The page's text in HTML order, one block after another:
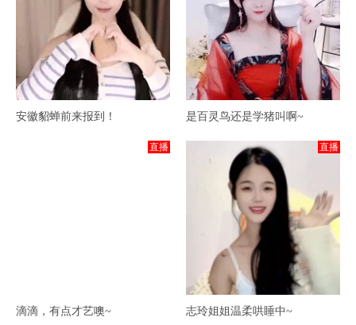
安徽貂蝉前来报到！ 是百灵鸟还是学猪叫啊~
直播
滴滴，有点才艺噢~
直播
志玲姐姐温柔哄睡中~